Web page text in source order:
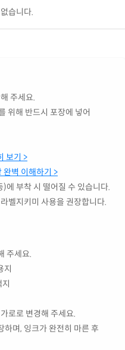
습니다.
주세요.
위해 반드시 포장에 넣어
보기 >
벽 이해하기 >
에 부착 시 떨어질 수 있습니다.
벨지키미 사용을 권장합니다.
주세요.
지
로로 변경해 주세요.
하며, 잉크가 완전히 마른 후